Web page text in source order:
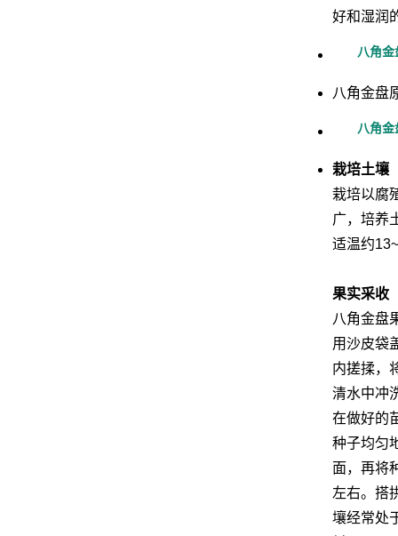
好和湿润
八角
八角金盘
八角
栽培土壤
栽培以腐
广，培养
适温约
果实采收
八角金盘
用沙皮袋
内搓揉，
清水中冲
在做好的
种子均匀
面，再将
左右。搭
壤经常处